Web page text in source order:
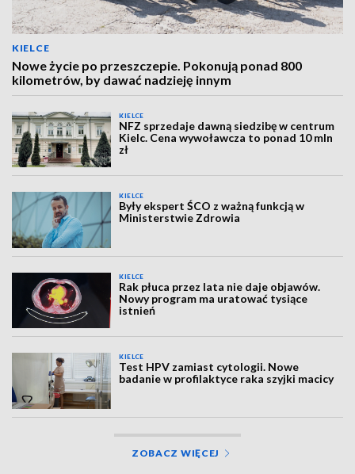
KIELCE
Nowe życie po przeszczepie. Pokonują ponad 800
kilometrów, by dawać nadzieję innym
KIELCE
NFZ sprzedaje dawną siedzibę w centrum
Kielc. Cena wywoławcza to ponad 10 mln
zł
KIELCE
Były ekspert ŚCO z ważną funkcją w
Ministerstwie Zdrowia
KIELCE
Rak płuca przez lata nie daje objawów.
Nowy program ma uratować tysiące
istnień
KIELCE
Test HPV zamiast cytologii. Nowe
badanie w profilaktyce raka szyjki macicy
ZOBACZ WIĘCEJ